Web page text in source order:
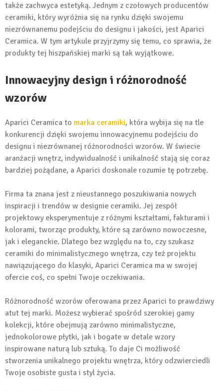
także zachwyca estetyką. Jednym z czołowych producentów
ceramiki, który wyróżnia się na rynku dzięki swojemu
niezrównanemu podejściu do designu i jakości, jest Aparici
Ceramica. W tym artykule przyjrzymy się temu, co sprawia, że
produkty tej hiszpańskiej marki są tak wyjątkowe.
Innowacyjny design i różnorodność
wzorów
Aparici Ceramica to marka ceramiki, która wybija się na tle
konkurencji dzięki swojemu innowacyjnemu podejściu do
designu i niezrównanej różnorodności wzorów. W świecie
aranżacji wnętrz, indywidualność i unikalność stają się coraz
bardziej pożądane, a Aparici doskonale rozumie tę potrzebę.
Firma ta znana jest z nieustannego poszukiwania nowych
inspiracji i trendów w designie ceramiki. Jej zespół
projektowy eksperymentuje z różnymi kształtami, fakturami i
kolorami, tworząc produkty, które są zarówno nowoczesne,
jak i eleganckie. Dlatego bez względu na to, czy szukasz
ceramiki do minimalistycznego wnętrza, czy też projektu
nawiązującego do klasyki, Aparici Ceramica ma w swojej
ofercie coś, co spełni Twoje oczekiwania.
Różnorodność wzorów oferowana przez Aparici to prawdziwy
atut tej marki. Możesz wybierać spośród szerokiej gamy
kolekcji, które obejmują zarówno minimalistyczne,
jednokolorowe płytki, jak i bogate w detale wzory
inspirowane naturą lub sztuką. To daje Ci możliwość
stworzenia unikalnego projektu wnętrza, który odzwierciedli
Twoje osobiste gusta i styl życia.